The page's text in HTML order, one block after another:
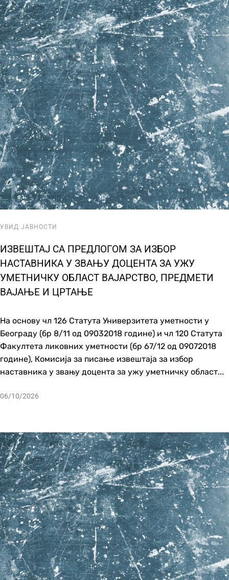
УВИД ЈАВНОСТИ
ИЗВЕШТАЈ СА ПРЕДЛОГОМ ЗА ИЗБОР
НАСТАВНИКА У ЗВАЊУ ДОЦЕНТА ЗА УЖУ
УМЕТНИЧКУ ОБЛАСТ ВАЈАРСТВО, ПРЕДМЕТИ
ВАЈАЊЕ И ЦРТАЊЕ
На основу чл 126 Статута Универзитета уметности у
Београду (бр 8/11 од 09032018 године) и чл 120 Статута
Факултета ликовних уметности (бр 67/12 од 09072018
године), Комисија за писање извештаја за избор
наставника у звању доцента за ужу уметничку област...
06/10/2026